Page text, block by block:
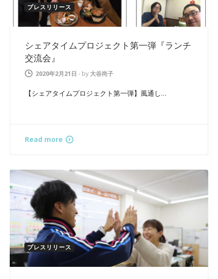
プレスリリース
シェアタイムプロジェクト第一弾『ランチ
交流会』
2020年2月21日 - by 大谷尚子
【シェアタイムプロジェクト第一弾】風通し…
Read more
プレスリリース